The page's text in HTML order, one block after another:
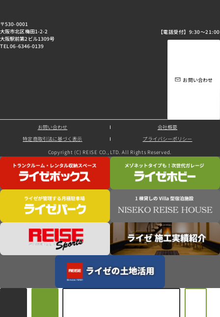
〒530-0001
大阪市北区梅田1-2-2
大阪駅前第2ビル1309号
TEL 06-6346-0139
【電話受付】9:30～21:00
お問い合わせ
お問い合わせ 会社概要
特定商取引法に基づく表示 プライバシーポリシー
Copyright (C) REISE CO., LTD. All Rights Reserved.